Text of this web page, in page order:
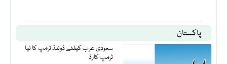
پاکستان
سعودی عرب کیلئے ڈونلڈ ٹرمپ کا نیا
ٹرمپ کارڈ